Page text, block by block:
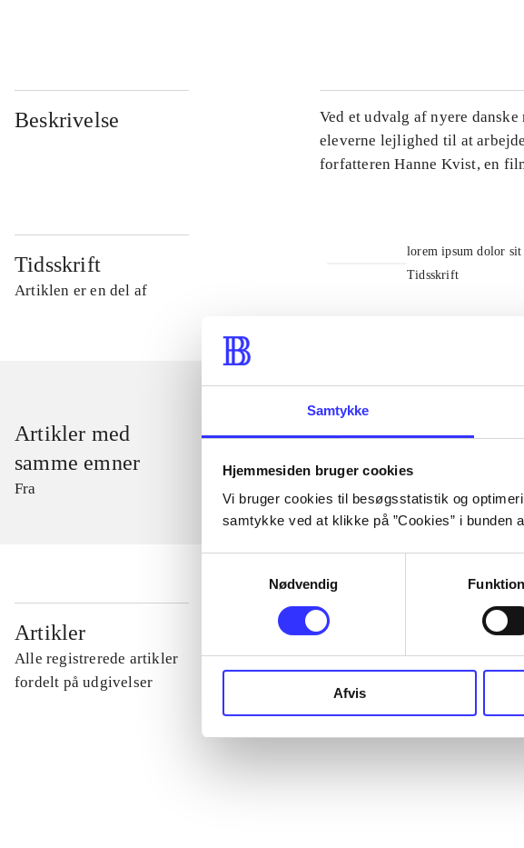
Samtykke
Hjemmesiden bruger cookies
Vi bruger cookies til besøgsstatistik og
samtykke ved at klikke på ”Cookies” i bunden
Nødvendig
Afvis
Beskrivelse
Ved et udvalg af nyere
eleverne lejlighed til at
forfatteren Hanne Kvist, en
Tidsskrift
Artiklen er en del af
lorem ipsum dolor sit
Tidsskrift
Artikler med
samme emner
Fra
Artikler
Alle registrerede artikler
fordelt på udgivelser
...
...